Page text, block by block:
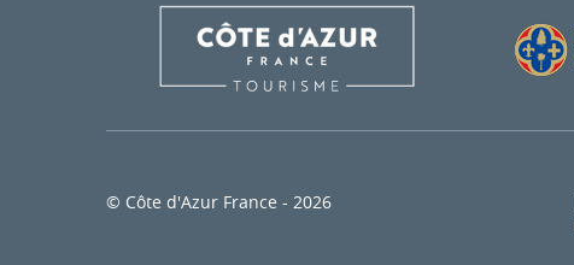
© Côte d'Azur France - 2026